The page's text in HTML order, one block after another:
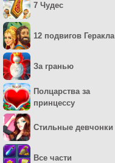
7 Чудес
12 подвигов Геракла
За гранью
Полцарства за
принцессу
Стильные девчонки
Все части